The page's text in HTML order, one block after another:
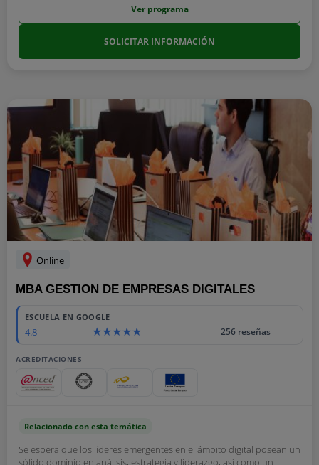
Ver programa
SOLICITAR INFORMACIÓN
Online
MBA GESTION DE EMPRESAS DIGITALES
ESCUELA EN GOOGLE
4.8 256 reseñas
ACREDITACIONES
Relacionado con esta temática
Se espera que los líderes emergentes en el ámbito digital posean un
sólido dominio en análisis, estrategia y liderazgo, así como un